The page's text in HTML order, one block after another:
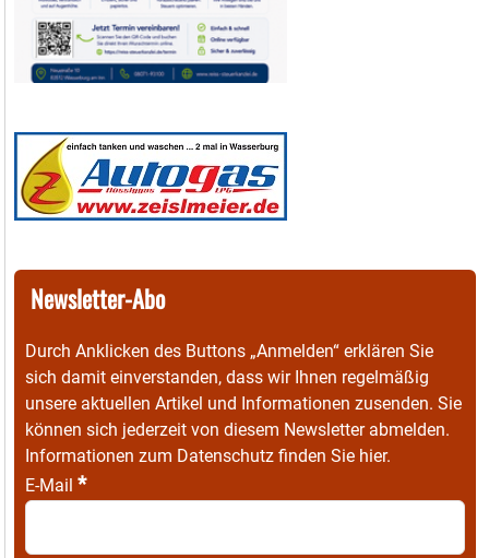
Newsletter-Abo
Durch Anklicken des Buttons „Anmelden“ erklären Sie
sich damit einverstanden, dass wir Ihnen regelmäßig
unsere aktuellen Artikel und Informationen zusenden. Sie
können sich jederzeit von diesem Newsletter abmelden.
Informationen zum Datenschutz finden Sie hier.
E-Mail *